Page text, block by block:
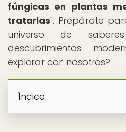
fúngicas en plantas
tratarlas". Prepárate
universo de
descubrimientos
explorar con nosotros?
Índice